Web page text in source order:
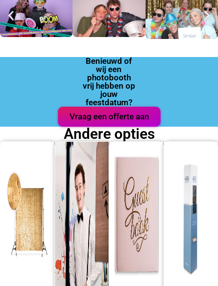
Benieuwd of
wij een
photobooth
vrij hebben op
jouw
feestdatum?
Vraag een offerte aan
Andere opties